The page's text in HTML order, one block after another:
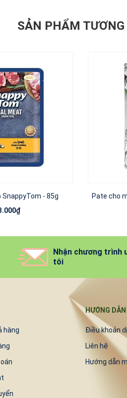
SẢN PHẨM
SnappyTom - 85g
Pate cho
Nhận chương trình
tôi
hàng
HƯỚNG DẪN
Điều khoản
Liên hệ
Hướng dẫn